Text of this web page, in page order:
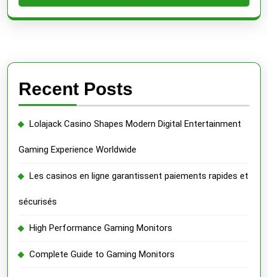
Recent Posts
Lolajack Casino Shapes Modern Digital Entertainment
Gaming Experience Worldwide
Les casinos en ligne garantissent paiements rapides et
sécurisés
High Performance Gaming Monitors
Complete Guide to Gaming Monitors